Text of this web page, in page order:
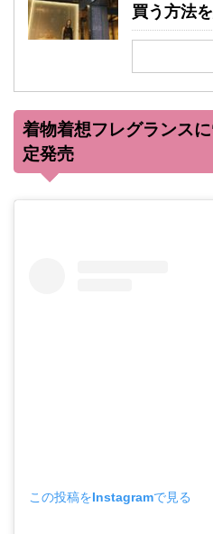
買う方法
着物着想フレグランス
定発売
この投稿をInstagramで見る